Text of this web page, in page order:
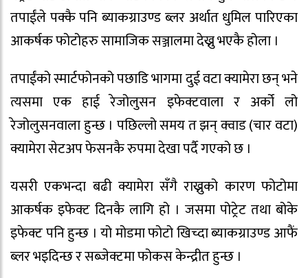
तपाईंले पक्कै पनि ब्याकग्राउण्ड ब्लर अर्थात धुमिल पारिएका
आकर्षक फोटोहरु सामाजिक सञ्जालमा देख्नु भएकै होला ।
तपाईंको स्मार्टफोनको पछाडि भागमा दुई वटा क्यामेरा छन् भने
त्यसमा एक हाई रेजोलुसन इफेक्टवाला र अर्को लो
रेजोलुसनवाला हुन्छ । पछिल्लो समय त झन् क्वाड (चार वटा)
क्यामेरा सेटअप फेसनकै रुपमा देखा पर्दै गएको छ ।
यसरी एकभन्दा बढी क्यामेरा सँगै राख्नुको कारण फोटोमा
आकर्षक इफेक्ट दिनकै लागि हो । जसमा पोट्रेट तथा बोके
इफेक्ट पनि हुन्छ । यो मोडमा फोटो खिच्दा ब्याकग्राउण्ड आफैं
ब्लर भइदिन्छ र सब्जेक्टमा फोकस केन्द्रीत हुन्छ ।